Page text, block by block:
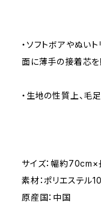
・ソフトボアやぬい
面に薄手の接着芯を
・生地の性質上、毛
サイズ：幅約
素材：ポリエステル
原産国：中国